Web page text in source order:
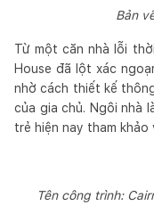
Bản
Từ một căn nhà lỗi
House đã lột xác
nhờ cách thiết kế
của gia chủ. Ngôi nhà
trẻ hiện nay tham khảo
Tên công trình: